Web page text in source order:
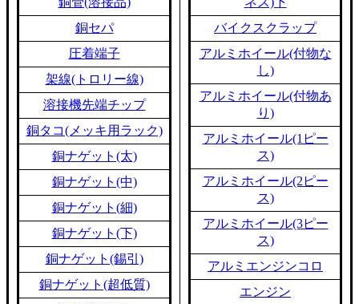
銅セパ
圧着端子
架線(トロリー線)
溶接機先端チップ
銅タコ(メッキ用ラック)
銅ナゲット(太)
銅ナゲット(中)
銅ナゲット(細)
銅ナゲット(下)
銅ナゲット(錫引)
銅ナゲット(超低質)
バイクスクラップ
アルミホイール(付物な
し)
アルミホイール(付物あ
り)
アルミホイール(1ピー
ス)
アルミホイール(2ピー
ス)
アルミホイール(3ピー
ス)
アルミエンジンコロ
エンジン